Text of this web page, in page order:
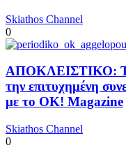
Skiathos Channel
0
ΑΠΟΚΛΕΙΣΤΙΚΟ: Το
την επιτυχημένη
με το OK! Magazine
Skiathos Channel
0